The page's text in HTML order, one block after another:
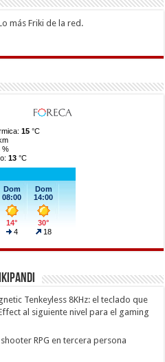
más Friki de la red.
Tenkeyless 8KHz: el teclado que
al siguiente nivel para el gaming
RPG en tercera persona